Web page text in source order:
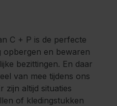
C + P is de perfecte
opbergen en bewaren
bezittingen. En daar
van mee tijdens ons
zijn altijd situaties
of kledingstukken